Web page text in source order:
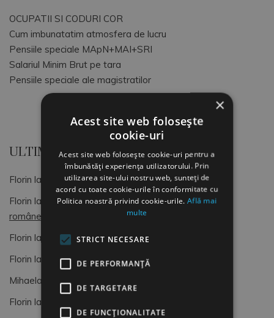
OCUPATII SI CODURI COR
Cum imbunatatim atmosfera de lucru
Pensiile speciale MApN+MAI+SRI
Salariul Minim Brut pe tara
Pensiile speciale ale magistratilor
ULTIMELE COMENTARII
Florin la
OCUPATII SI CODURI COR
Florin la
Dimitrie Gusti, o lumină pentru sociologia
românească (4)
Florin la
OCUPATII SI CODURI COR
Florin la
Formular de Exit interviu
Mihaela
Formular de Exit interviu
Florin la
×
Acest site web folosește
cookie-uri
Acest site web folosește cookie-uri pentru a
îmbunătăți experiența utilizatorului. Prin
utilizarea site-ului nostru web, sunteți de
acord cu toate cookie-urile în conformitate cu
Politica noastră privind cookie-urile.Află mai
multe
STRICT NECESARE
DE PERFORMANȚĂ
DE TARGETARE
DE FUNCŢIONALITATE